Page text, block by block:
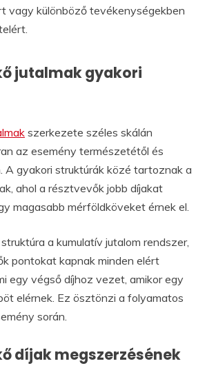
vagy különböző tevékenységekben
jutalmak gyakori
szerkezete széles skálán
az esemény természetétől és
A gyakori struktúrák közé tartoznak a
ahol a résztvevők jobb díjakat
magasabb mérföldköveket érnek el.
a kumulatív jutalom rendszer,
pontokat kapnak minden elért
egy végső díjhoz vezet, amikor egy
elérnek. Ez ösztönzi a folyamatos
során.
díjak megszerzésének